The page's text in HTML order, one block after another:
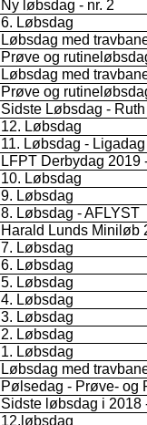
Ny løbsdag - nr. 2
6. Løbsdag
Løbsdag med
Prøve og
Løbsdag med
Prøve og
Sidste Løbsdag -
12. Løbsdag
11. Løbsdag - Ligadag
LFPT Derbydag
10. Løbsdag
9. Løbsdag
8. Løbsdag - AFLYST
Harald Lunds Miniløb
7. Løbsdag
6. Løbsdag
5. Løbsdag
4. Løbsdag
3. Løbsdag
2. Løbsdag
1. Løbsdag
Løbsdag med
Pølsedag - Prøve- og
Sidste løbsdag i
12.løbsdag